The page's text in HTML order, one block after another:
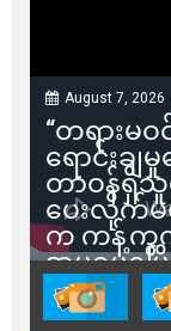
August 7, 2026
“တရား
ရောင်းခ
တာဝန်ရှိ
ပေးလိုက်
က ကန့်ကွက်
အမရပူရမ
ဒါရိုက်တာ
ခြင်း